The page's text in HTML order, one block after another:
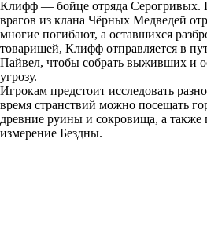
Клифф — бойце отряда Серогривых.
врагов из клана Чёрных Медведей
многие погибают, а оставшихся
товарищей, Клифф отправляется в
Пайвел, чтобы собрать выживших и
угрозу.
Игрокам предстоит исследовать
время странствий можно посещать
древние руины и сокровища, а также
измерение Бездны.